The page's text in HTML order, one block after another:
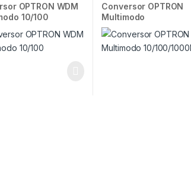
OPTRON WDM
10/100
Conversor OPTRON
Multimodo
10/100/1000Mbps